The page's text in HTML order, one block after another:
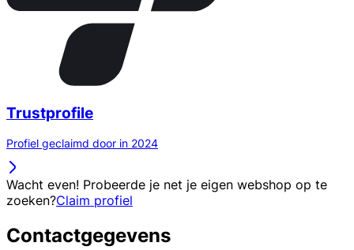
Trustprofile
Profiel geclaimd door in 2024
Wacht even! Probeerde je net je eigen webshop op te
zoeken?Claim profiel
Contactgegevens